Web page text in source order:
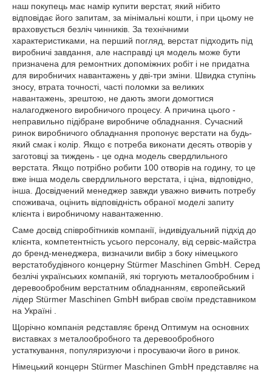
наш покупець має намір купити верстат, який нібито
відповідає його запитам, за мінімальні кошти, і при цьому не
враховується безліч чинників. За технічними
характеристиками, на перший погляд, верстат підходить під
виробничі завдання, але насправді ця модель може бути
призначена для ремонтних допоміжних робіт і не придатна
для виробничих навантажень у дві-три зміни. Швидка ступінь
зносу, втрата точності, часті поломки за великих
навантажень, зрештою, не дають змоги домогтися
налагодженого виробничого процесу. А причина цього -
неправильно підібране виробниче обладнання. Сучасний
ринок виробничого обладнання пропонує верстати на будь-
який смак і колір. Якщо є потреба виконати десять отворів у
заготовці за тиждень - це одна модель свердлильного
верстата. Якщо потрібно робити 100 отворів на годину, то це
вже інша модель свердлильного верстата, і ціна, відповідно,
інша. Досвідчений менеджер завжди уважно вивчить потребу
споживача, оцінить відповідність обраної моделі запиту
клієнта і виробничому навантаженню.
Саме досвід співробітників компанії, індивідуальний підхід до
клієнта, компетентність усього персоналу, від сервіс-майстра
до бренд-менеджера, визначили вибір з боку німецького
верстатобудівного концерну Stürmer Maschinen GmbH. Серед
безлічі українських компаній, які торгують металообробним і
деревообробним верстатним обладнанням, європейський
лідер Stürmer Maschinen GmbH вибрав своїм представником
на Україні .
Щорічно компанія редставляє бренд Оптимум на основних
виставках з металообробного та деревообробного
устаткування, популяризуючи і просуваючи його в ринок.
Німецький концерн Stürmer Maschinen GmbH представляє на